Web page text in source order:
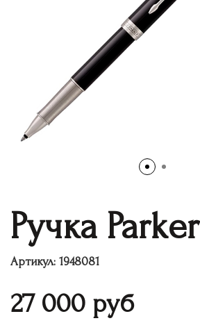
Ручка Parker
Артикул: 1948081
27 000 руб